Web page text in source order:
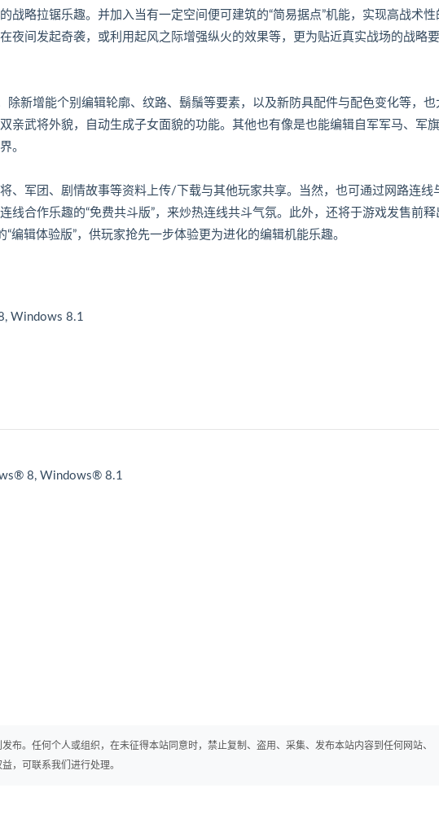
战略拉锯乐趣。并加入当有一定空间便可建筑的“简易据点”机能，实现高战术性
夜间发起奇袭，或利用起风之际增强纵火的效果等，更为贴近真实战场的战略要
除新增能个别编辑轮廓、纹路、鬍鬚等要素，以及新防具配件与配色变化等，也
亲武将外貌，自动生成子女面貌的功能。其他也有像是也能编辑自军军马、军旗
。
、军团、剧情故事等资料上传/下载与其他玩家共享。当然，也可通过网路连线
线合作乐趣的“免费共斗版”，来炒热连线共斗气氛。此外，还将于游戏发售前释
编辑体验版”，供玩家抢先一步体验更为进化的编辑机能乐趣。
Windows 8.1
8, Windows® 8.1
布。任何个人或组织，在未征得本站同意时，禁止复制、盗用、采集、发布本站内容到任何网站、
，可联系我们进行处理。